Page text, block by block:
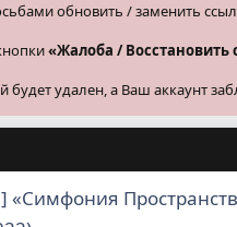
обновить / заменить
«Жалоба / Восстановить
удален, а Ваш аккаунт